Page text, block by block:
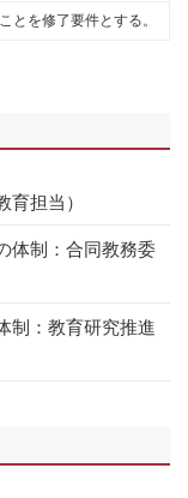
とを修了要件とする。
担当）
体制：合同教務委
制：教育研究推進